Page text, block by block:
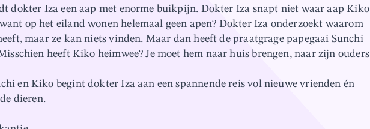
dokter Iza een aap met enorme buikpijn. Dokter Iza snapt niet waar aap Kiko
op het eiland wonen helemaal geen apen? Dokter Iza onderzoekt waarom
maar ze kan niets vinden. Maar dan heeft de praatgrage papegaai Sunchi
heeft Kiko heimwee? Je moet hem naar huis brengen, naar zijn ouders
en Kiko begint dokter Iza aan een spannende reis vol nieuwe vrienden én
dieren.